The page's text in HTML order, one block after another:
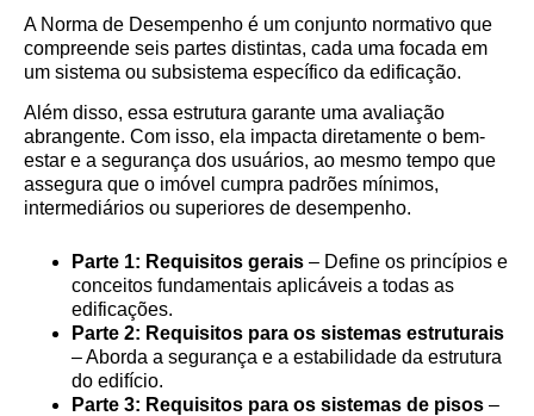
A Norma de Desempenho é um conjunto normativo que
compreende seis partes distintas, cada uma focada em
um sistema ou subsistema específico da edificação.
Além disso, essa estrutura garante uma avaliação
abrangente. Com isso, ela impacta diretamente o bem-
estar e a segurança dos usuários, ao mesmo tempo que
assegura que o imóvel cumpra padrões mínimos,
intermediários ou superiores de desempenho.
Parte 1: Requisitos gerais – Define os princípios e
conceitos fundamentais aplicáveis a todas as
edificações.
Parte 2: Requisitos para os sistemas estruturais
– Aborda a segurança e a estabilidade da estrutura
do edifício.
Parte 3: Requisitos para os sistemas de pisos –